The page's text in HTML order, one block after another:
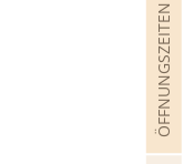
ÖFFNUNGSZEITEN